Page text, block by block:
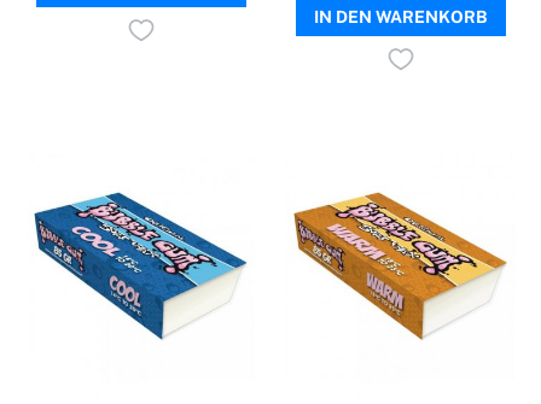
IN DEN WARENKORB